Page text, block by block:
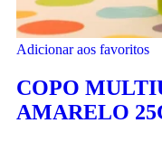
Adicionar aos favoritos
COPO
AMARELO